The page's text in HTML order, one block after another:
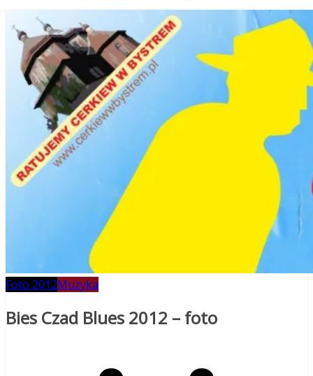
Foto 2012Muzyka
Bies Czad Blues 2012 – foto